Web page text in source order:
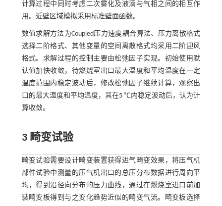
计算过程中同时考虑二次雾化及液滴与气相之间的相互作
用。近壁区域模拟采用标准壁面函数。
数值求解方法为Coupled压力速度耦合算法、压力离散格式
选择二阶格式、其他变量的空间离散格式均采用二阶迎风
格式。求解过程的控制主要由松弛因子实现。初始使用默
认值加快收敛，待燃烧室出口最大温度和平均温度在一定
温度范围内稳定波动后，修改松弛因子继续计算，观察出
口的最大温度和平均温度，其在5 ℃内稳定波动后，认为计
算收敛。
3 畸变试验
畸变试验需要设计畸变装置获得进气畸变效果，将压气机
部件试验中测量的压气机出口的总压分布数据进行周向平
均，得到沿径向分布的压力曲线，通过在燃烧室进口前加
装畸变板得到与之变化趋势近似的畸变气流。畸变板选择